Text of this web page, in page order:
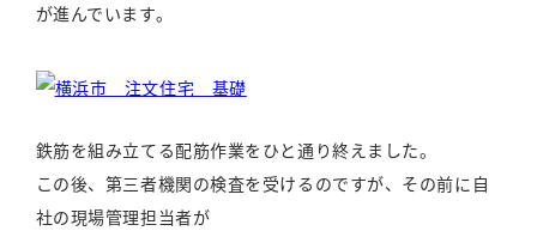
が進んでいます。
鉄筋を組み立てる配筋作業をひと通り終えました。
この後、第三者機関の検査を受けるのですが、その前に自
社の現場管理担当者が